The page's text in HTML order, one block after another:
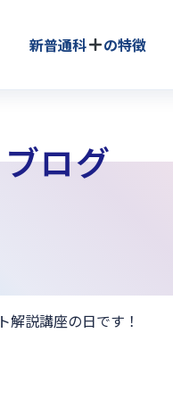
新普通科 の特徴
ログ
解説講座の日です！